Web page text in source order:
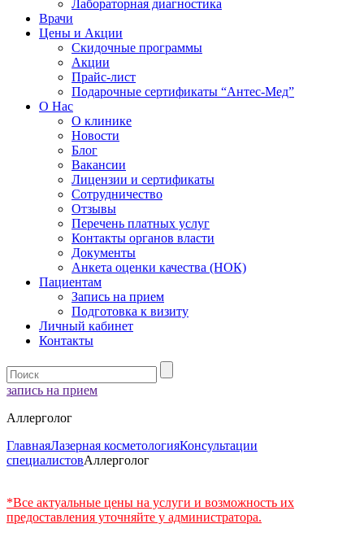
Лабораторная диагностика
Врачи
Цены и Акции
Скидочные программы
Акции
Прайс-лист
Подарочные сертификаты “Антес-Мед”
О Нас
О клинике
Новости
Блог
Вакансии
Лицензии и сертификаты
Сотрудничество
Отзывы
Перечень платных услуг
Контакты органов власти
Документы
Анкета оценки качества (НОК)
Пациентам
Запись на прием
Подготовка к визиту
Личный кабинет
Контакты
запись на прием
Аллерголог
ГлавнаяЛазерная косметологияКонсультации
специалистовАллерголог
*Все актуальные цены на услуги и возможность их
предоставления уточняйте у администратора.